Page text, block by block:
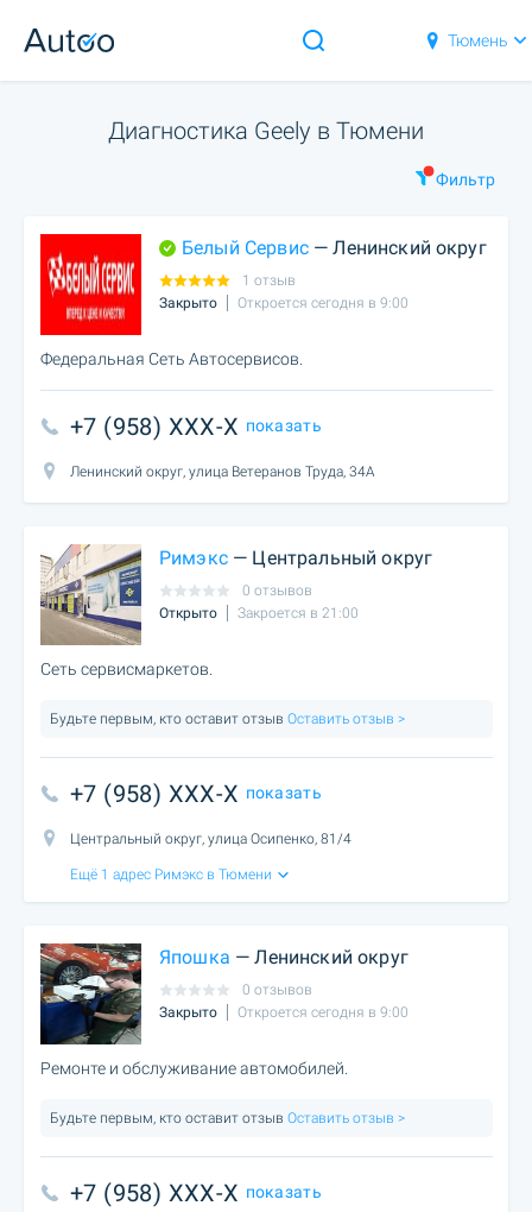
Тюмень
Диагностика Geely в Тюмени
Фильтр
Белый Сервис— Ленинский округ
1 отзыв
Закрыто
Откроется сегодня в 9:00
Федеральная Сеть Автосервисов.
+7 (958) XXX-X показать
Ленинский округ, улица Ветеранов Труда, 34А
Римэкс— Центральный округ
0 отзывов
Открыто
Закроется в 21:00
Сеть сервисмаркетов.
Будьте первым, кто оставит отзыв Оставить отзыв >
+7 (958) XXX-X показать
Центральный округ, улица Осипенко, 81/4
Ещё 1 адрес Римэкс в Тюмени
Япошка — Ленинский округ
0 отзывов
Закрыто
Откроется сегодня в 9:00
Ремонте и обслуживание автомобилей.
Будьте первым, кто оставит отзыв Оставить отзыв >
+7 (958) XXX-X показать